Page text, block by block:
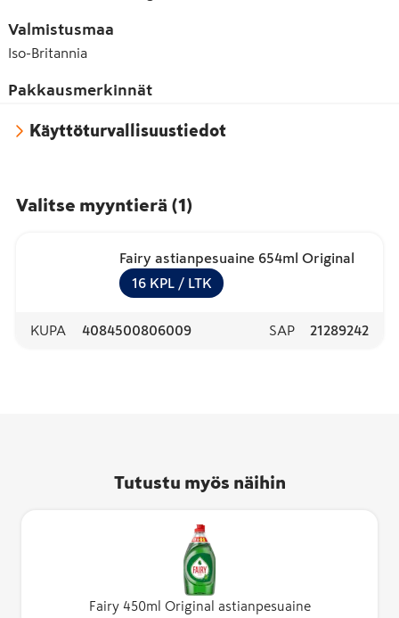
Valmistusmaa
Iso-Britannia
Pakkausmerkinnät
Käyttöturvallisuustiedot
Valitse myyntierä (1)
Fairy astianpesuaine 654ml Original
16 KPL / LTK
KUPA 4084500806009 SAP 21289242
Tutustu myös näihin
Fairy 450ml Original astianpesuaine